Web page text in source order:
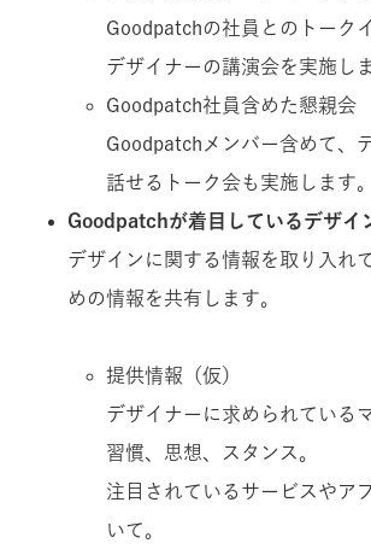
Goodpatchの社員とのトーク
デザイナーの講演会を実施し
Goodpatch社員含めた懇親会
Goodpatchメンバー含めて、
話せるトーク会も実施します。
Goodpatchが着目しているデザイ
デザインに関する情報を取り入れ
めの情報を共有します。
提供情報（仮）
デザイナーに求められている
習慣、思想、スタンス。
注目されているサービスやア
いて。